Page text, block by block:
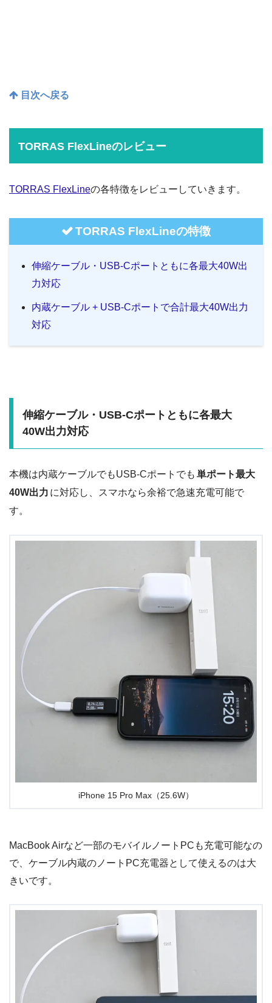
目次へ戻る
TORRAS FlexLineのレビュー
TORRAS FlexLineの各特徴をレビューしていきます。
TORRAS FlexLineの特徴
伸縮ケーブル・USB-Cポートともに各最大40W出
力対応
内蔵ケーブル + USB-Cポートで合計最大40W出力
対応
伸縮ケーブル・USB-Cポートともに各最大
40W出力対応
本機は内蔵ケーブルでもUSB-Cポートでも 単ポート最大
40W出力 に対応し、スマホなら余裕で急速充電可能で
す。
iPhone 15 Pro Max（25.6W）
MacBook Airなど一部のモバイルノートPCも充電可能なの
で、ケーブル内蔵のノートPC充電器として使えるのは大
きいです。